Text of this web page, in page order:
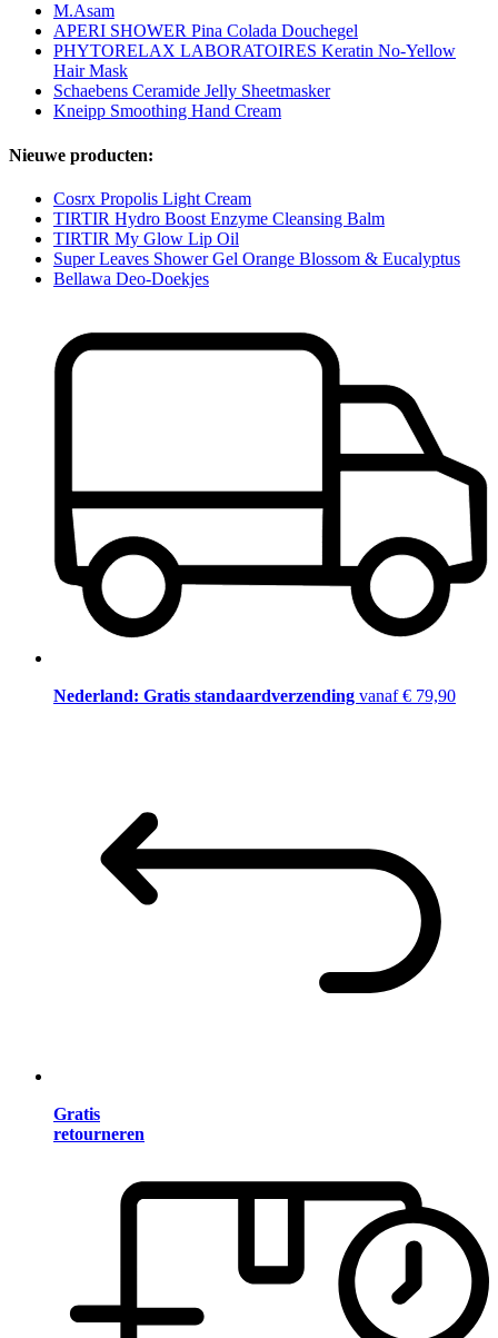
M.Asam
APERI SHOWER Pina Colada Douchegel
PHYTORELAX LABORATOIRES Keratin No-Yellow
Hair Mask
Schaebens Ceramide Jelly Sheetmasker
Kneipp Smoothing Hand Cream
Nieuwe producten:
Cosrx Propolis Light Cream
TIRTIR Hydro Boost Enzyme Cleansing Balm
TIRTIR My Glow Lip Oil
Super Leaves Shower Gel Orange Blossom & Eucalyptus
Bellawa Deo-Doekjes
Nederland: Gratis standaardverzending vanaf € 79,90
Gratis
retourneren